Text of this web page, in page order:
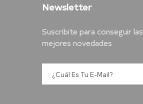
Newsletter
Suscribite para conseguir las
mejores novedades